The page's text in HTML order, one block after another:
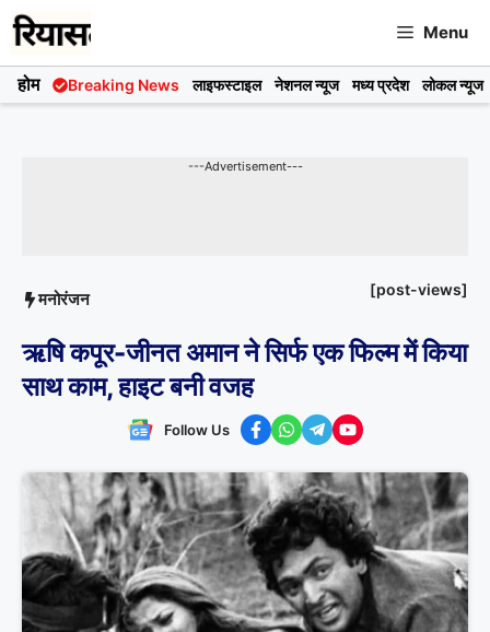
Skip
to
content
Menu
होम Breaking News लाइफस्टाइल नेशनल न्यूज मध्य प्रदेश लोकल न्यूज
---Advertisement---
मनोरंजन [post-views]
ऋषि कपूर-जीनत अमान ने सिर्फ एक फिल्म में किया
साथ काम, हाइट बनी वजह
Follow Us